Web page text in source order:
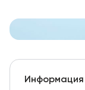
Информация